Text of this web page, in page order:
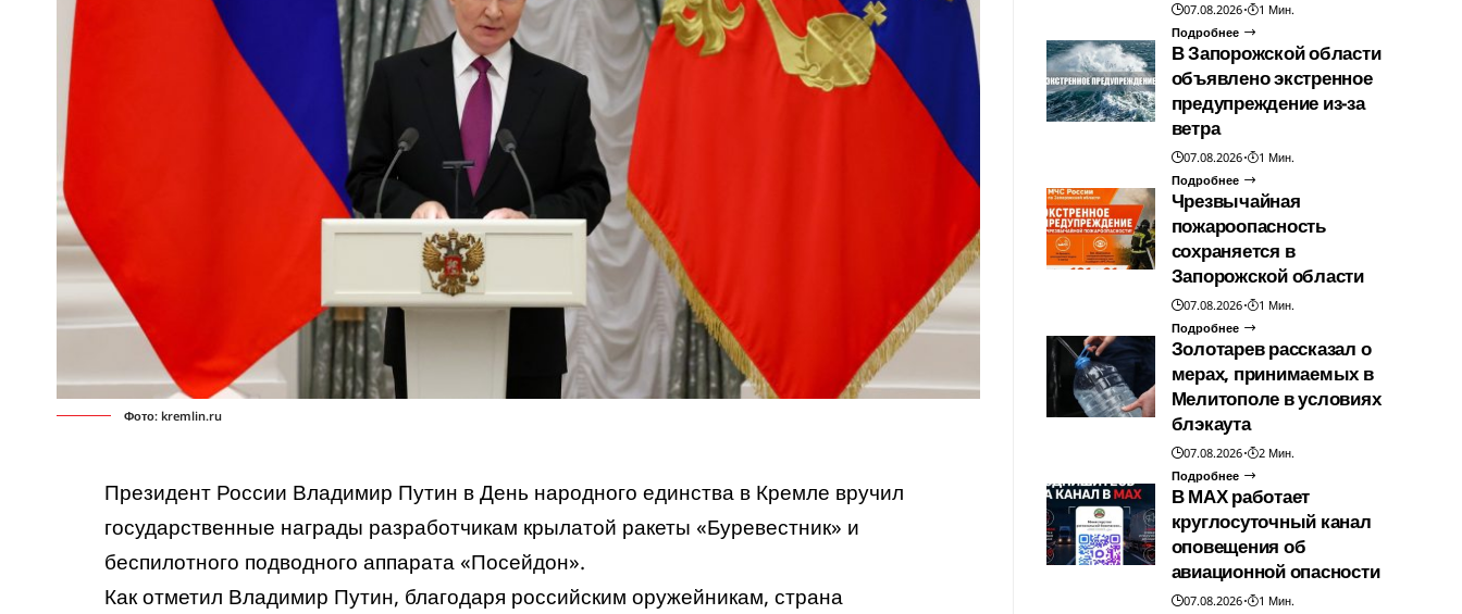
Фото: kremlin.ru
Президент России Владимир Путин в День народного единства в Кремле вручил
государственные награды разработчикам крылатой ракеты «Буревестник» и
беспилотного подводного аппарата «Посейдон».
Как отметил Владимир Путин, благодаря российским оружейникам, страна
07.08.2026
1 Мин.
Подробнее
В Запорожской области
объявлено экстренное
предупреждение из-за
ветра
07.08.2026
1 Мин.
Подробнее
Чрезвычайная
пожароопасность
сохраняется в
Запорожской области
07.08.2026
1 Мин.
Подробнее
Золотарев рассказал о
мерах, принимаемых в
Мелитополе в условиях
блэкаута
07.08.2026
2 Мин.
Подробнее
В МАХ работает
круглосуточный канал
оповещения об
авиационной опасности
07.08.2026
1 Мин.